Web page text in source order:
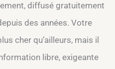
diffusé gratuitement
des années. Votre
cher qu’ailleurs, mais il
libre, exigeante